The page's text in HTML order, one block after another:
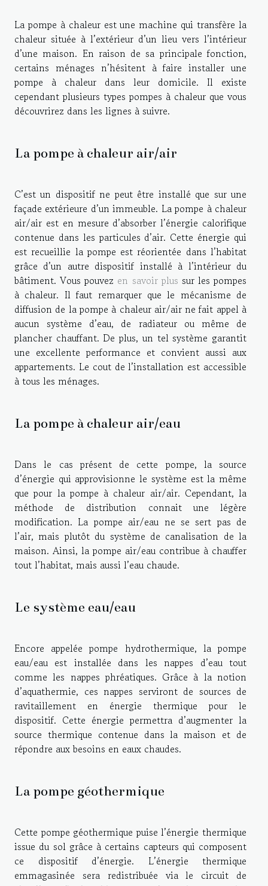
La pompe à chaleur est une machine qui transfère la
chaleur située à l’extérieur d’un lieu vers l’intérieur
d’une maison. En raison de sa principale fonction,
certains ménages n’hésitent à faire installer une
pompe à chaleur dans leur domicile. Il existe
cependant plusieurs types pompes à chaleur que vous
découvrirez dans les lignes à suivre.
La pompe à chaleur air/air
C’est un dispositif ne peut être installé que sur une
façade extérieure d’un immeuble. La pompe à chaleur
air/air est en mesure d’absorber l’énergie calorifique
contenue dans les particules d’air. Cette énergie qui
est recueillie la pompe est réorientée dans l’habitat
grâce d’un autre dispositif installé à l’intérieur du
bâtiment. Vous pouvez en savoir plus sur les pompes
à chaleur. Il faut remarquer que le mécanisme de
diffusion de la pompe à chaleur air/air ne fait appel à
aucun système d’eau, de radiateur ou même de
plancher chauffant. De plus, un tel système garantit
une excellente performance et convient aussi aux
appartements. Le cout de l’installation est accessible
à tous les ménages.
La pompe à chaleur air/eau
Dans le cas présent de cette pompe, la source
d’énergie qui approvisionne le système est la même
que pour la pompe à chaleur air/air. Cependant, la
méthode de distribution connait une légère
modification. La pompe air/eau ne se sert pas de
l’air, mais plutôt du système de canalisation de la
maison. Ainsi, la pompe air/eau contribue à chauffer
tout l’habitat, mais aussi l’eau chaude.
Le système eau/eau
Encore appelée pompe hydrothermique, la pompe
eau/eau est installée dans les nappes d’eau tout
comme les nappes phréatiques. Grâce à la notion
d’aquathermie, ces nappes serviront de sources de
ravitaillement en énergie thermique pour le
dispositif. Cette énergie permettra d’augmenter la
source thermique contenue dans la maison et de
répondre aux besoins en eaux chaudes.
La pompe géothermique
Cette pompe géothermique puise l’énergie thermique
issue du sol grâce à certains capteurs qui composent
ce dispositif d’énergie. L’énergie thermique
emmagasinée sera redistribuée via le circuit de